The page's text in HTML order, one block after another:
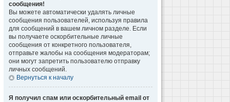
сообщения!
Вы можете автоматически удалять личные
сообщения пользователей, используя правила
для сообщений в вашем личном разделе. Если
вы получаете оскорбительные личные
сообщения от конкретного пользователя,
отправьте жалобы на сообщения модераторам;
они могут запретить пользователю отправку
личных сообщений.
Вернуться к началу
Я получил спам или оскорбительный email от